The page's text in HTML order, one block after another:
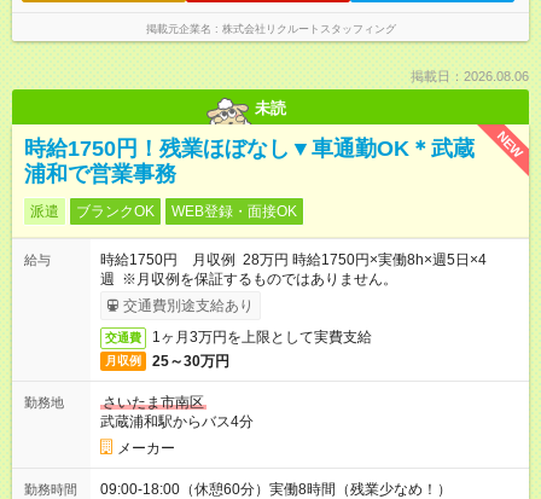
掲載元企業名 株式会社リクルートスタッフィング
掲載日：2026.08.06
未読
NEW
時給1750円！残業ほぼなし▼車通勤OK＊武蔵
浦和で営業事務
派遣 ブランクOK WEB登録・面接OK
給与
時給1750円 月収例 28万円 時給1750円×実働8h×週5日×4
週 ※月収例を保証するものではありません。
交通費別途支給あり
交通費 1ヶ月3万円を上限として実費支給
月収例 25～30万円
勤務地
さいたま市南区
武蔵浦和駅からバス4分
メーカー
勤務時間 09:00-18:00（休憩60分）実働8時間（残業少なめ！）